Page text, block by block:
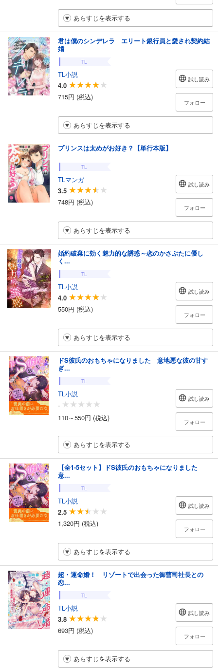
あらすじを表示する
君は僕のシンデレラ エリート銀行員と愛され契約結
婚
TL
TL小説
4.0
715円 (税込)
試し読み
フォロー
あらすじを表示する
プリンスは太めがお好き？【単行本版】
TL
TLマンガ
3.5
748円 (税込)
試し読み
フォロー
あらすじを表示する
婚約破棄に効く魅力的な誘惑～恋のかさぶたに優し
く...
TL
TL小説
4.0
550円 (税込)
試し読み
フォロー
あらすじを表示する
ドS彼氏のおもちゃになりました 意地悪な彼の甘す
ぎ...
TL
TL小説
-
110～550円 (税込)
試し読み
フォロー
あらすじを表示する
【全1-5セット】ドS彼氏のおもちゃになりました
意...
TL
TL小説
2.5
1,320円 (税込)
試し読み
フォロー
あらすじを表示する
超・運命婚！ リゾートで出会った御曹司社長との
恋...
TL
TL小説
3.8
693円 (税込)
試し読み
フォロー
あらすじを表示する